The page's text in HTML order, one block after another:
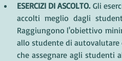
ESERCIZI DI ASCOLTO. Gli
accolti meglio dagli
Raggiungono l'obiettivo
allo studente di autovalutare
che assegnare agli studenti